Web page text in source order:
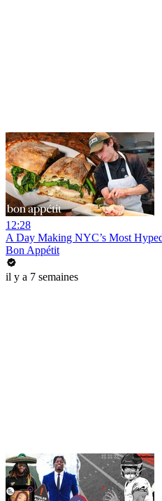
12:28
A Day Making NYC’s Most
Bon Appétit
il y a 7 semaines